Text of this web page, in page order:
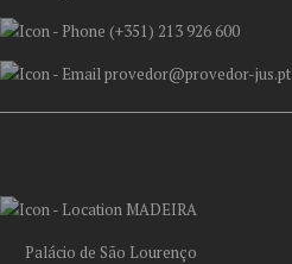
(+351) 213 926 600
provedor@provedor-jus.pt
MADEIRA
Palácio de São Lourenço